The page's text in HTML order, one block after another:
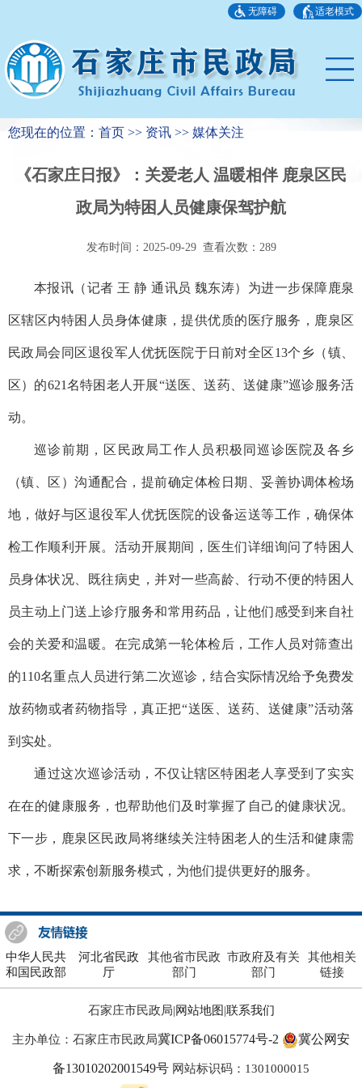
无障碍 适老模式
您现在的位置：首页 >> 资讯 >> 媒体关注
《石家庄日报》：关爱老人 温暖相伴 鹿泉区民
政局为特困人员健康保驾护航
发布时间：2025-09-29 查看次数： 289
本报讯（记者 王 静 通讯员 魏东涛）为进一步保障鹿泉
区辖区内特困人员身体健康，提供优质的医疗服务，鹿泉区
民政局会同区退役军人优抚医院于日前对全区13个乡（镇、
区）的621名特困老人开展“送医、送药、送健康”巡诊服务活
动。
巡诊前期，区民政局工作人员积极同巡诊医院及各乡
（镇、区）沟通配合，提前确定体检日期、妥善协调体检场
地，做好与区退役军人优抚医院的设备运送等工作，确保体
检工作顺利开展。活动开展期间，医生们详细询问了特困人
员身体状况、既往病史，并对一些高龄、行动不便的特困人
员主动上门送上诊疗服务和常用药品，让他们感受到来自社
会的关爱和温暖。在完成第一轮体检后，工作人员对筛查出
的110名重点人员进行第二次巡诊，结合实际情况给予免费发
放药物或者药物指导，真正把“送医、送药、送健康”活动落
到实处。
通过这次巡诊活动，不仅让辖区特困老人享受到了实实
在在的健康服务，也帮助他们及时掌握了自己的健康状况。
下一步，鹿泉区民政局将继续关注特困老人的生活和健康需
求，不断探索创新服务模式，为他们提供更好的服务。
中华人民共
和国民政部
河北省民政
厅
其他省市民政
部门
市政府及有关
部门
其他相关
链接
石家庄市民政局|网站地图|联系我们
主办单位：石家庄市民政局冀ICP备06015774号-2 冀公网安
备13010202001549号 网站标识码：1301000015